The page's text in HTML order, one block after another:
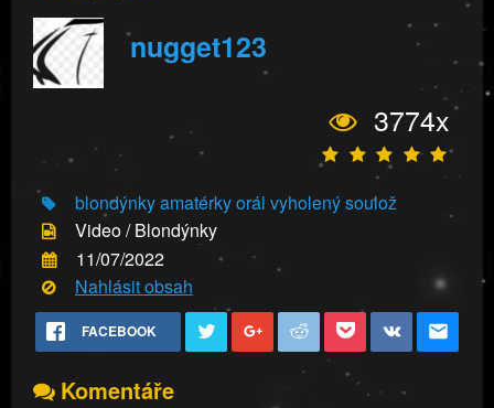
nugget123
3774x
blondýnkyamatérkyorál vyholenýsoulož
Video / Blondýnky
11/07/2022
Nahlásit obsah
FACEBOOK
Komentáře